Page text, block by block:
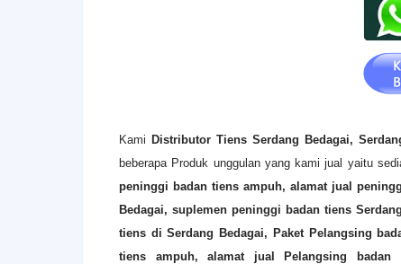
Kami Distributor Tiens Serdang Bedagai,
beberapa Produk unggulan yang kami jual yaitu
peninggi badan tiens ampuh, alamat jual
Bedagai, suplemen peninggi badan tiens
tiens diSerdang Bedagai, Paket Pelangsing
tiens ampuh, alamat jual
Pelangsing